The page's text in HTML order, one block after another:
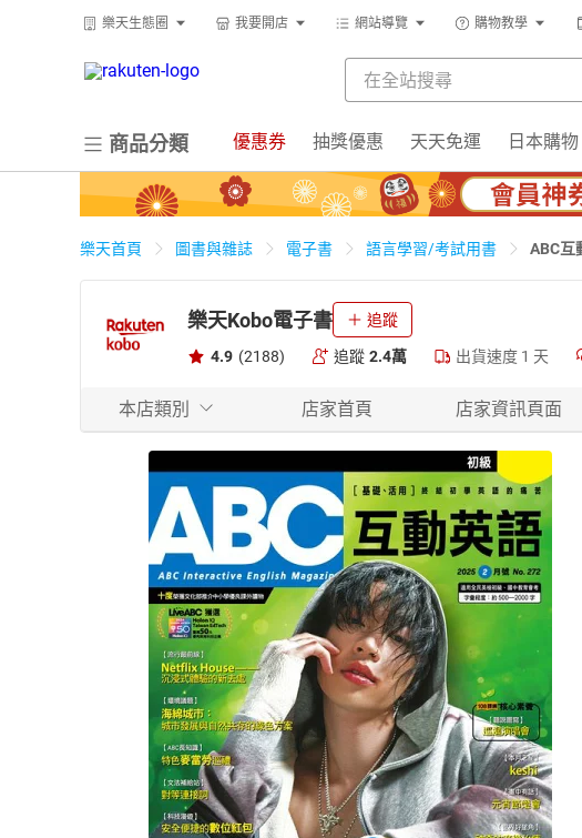
樂天生態圈 我要開店 網站導覽 購物教學
商品分類 優惠券 抽獎優惠 天天免運 日本購物
樂天首頁 圖書與雜誌 電子書 語言學習/考試用書 ABC互
樂天Kobo電子書 追蹤
4.9 (2188) 追蹤 2.4萬 出貨速度 1 天
本店類別 店家首頁 店家資訊頁面